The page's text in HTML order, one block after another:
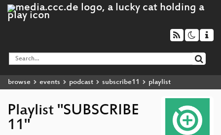
browse events podcast subscribe11 playlist
Playlist "SUBSCRIBE
11"